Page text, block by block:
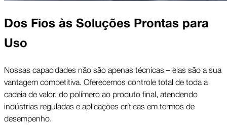
Dos Fios às Soluções Prontas para
Uso
Nossas capacidades não são apenas técnicas – elas são a sua
vantagem competitiva. Oferecemos controle total de toda a
cadeia de valor, do polímero ao produto final, atendendo
indústrias reguladas e aplicações críticas em termos de
desempenho.